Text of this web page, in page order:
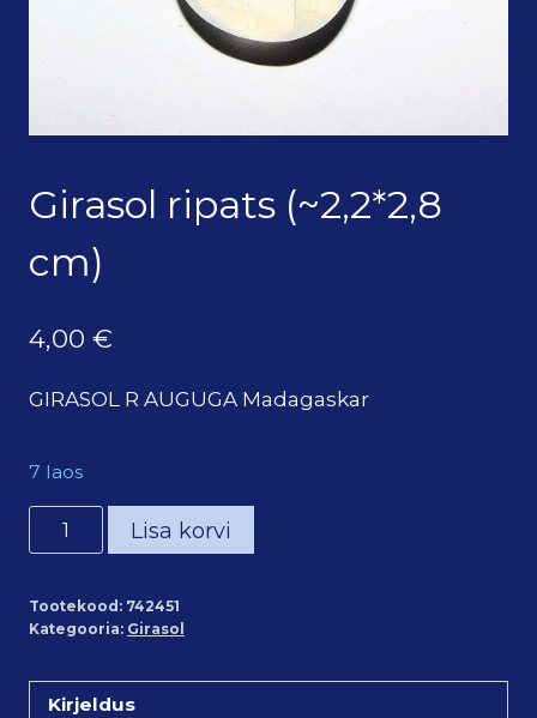
Girasol ripats (~2,2*2,8
cm)
4,00 €
GIRASOL R AUGUGA Madagaskar
7 laos
Girasol
ripats
cm)
Lisa korvi
Tootekood: 742451
Kategooria: Girasol
Kirjeldus